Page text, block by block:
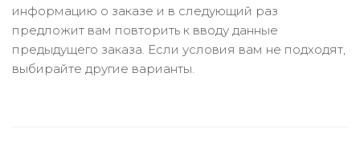
информацию о заказе и в следующий раз
предложит вам повторить к вводу данные
предыдущего заказа. Если условия вам не подходят,
выбирайте другие варианты.